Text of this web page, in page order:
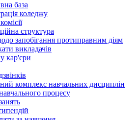
база
коледжу
структура
запобігання протиправним діям
викладачів
кар'єри
комплекс навчальних дисциплін
процесу